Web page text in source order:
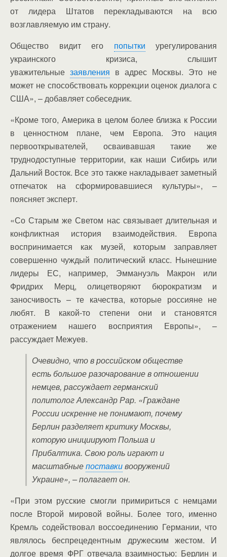
от лидера Штатов перекладываются на всю
возглавляемую им страну.
Общество видит его попытки урегулирования
украинского кризиса, слышит
уважительные заявления в адрес Москвы. Это не
может не способствовать коррекции оценок диалога с
США», – добавляет собеседник.
«Кроме того, Америка в целом более близка к России
в ценностном плане, чем Европа. Это нация
первооткрывателей, осваивавшая такие же
труднодоступные территории, как наши Сибирь или
Дальний Восток. Все это также накладывает заметный
отпечаток на сформировавшиеся культуры», –
поясняет эксперт.
«Со Старым же Светом нас связывает длительная и
конфликтная история взаимодействия. Европа
воспринимается как музей, которым заправляет
совершенно чуждый политический класс. Нынешние
лидеры ЕС, например, Эммануэль Макрон или
Фридрих Мерц, олицетворяют бюрократизм и
заносчивость – те качества, которые россияне не
любят. В какой-то степени они и становятся
отражением нашего восприятия Европы», –
рассуждает Межуев.
Очевидно, что в российском обществе
есть большое разочарование в отношении
немцев, рассуждает германский
политолог Александр Рар. «Граждане
России искренне не понимают, почему
Берлин разделяет критику Москвы,
которую инициируют Польша и
Прибалтика. Свою роль играют и
масштабныепоставкивооружений
Украине», – полагает он.
«При этом русские смогли примириться с немцами
после Второй мировой войны. Более того, именно
Кремль содействовал воссоединению Германии, что
являлось беспрецедентным дружеским жестом. И
долгое время ФРГ отвечала взаимностью: Берлин и